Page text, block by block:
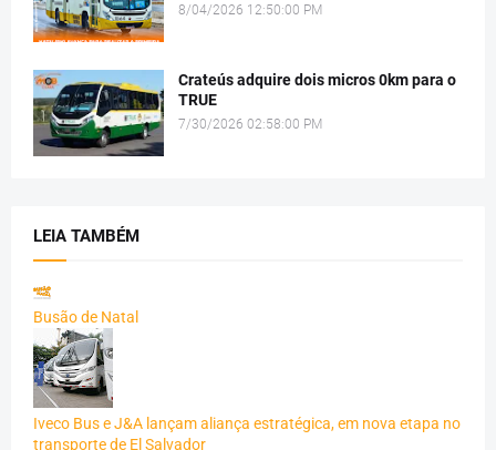
8/04/2026 12:50:00 PM
Crateús adquire dois micros 0km para o
TRUE
7/30/2026 02:58:00 PM
LEIA TAMBÉM
Busão de Natal
Iveco Bus e J&A lançam aliança estratégica, em nova etapa no
transporte de El Salvador